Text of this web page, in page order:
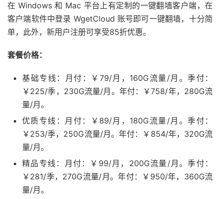
在 Windows 和 Mac 平台上有定制的一键翻墙客户端，在
客户端软件中登录 WgetCloud 账号即可一键翻墙，十分简
单，此外，新用户注册可享受85折优惠。
套餐价格：
基础专线：月付：￥79/月，160G流量/月。季付：
￥225/季，230G流量/月。年付：￥758/年，280G流
量/月。
优质专线：月付：￥89/月，180G流量/月。季付：
￥253/季，250G流量/月。年付：￥854/年，320G流
量/月。
精品专线：月付：￥99/月，200G流量/月。季付：
￥281/季，270G流量/月。年付：￥950/年，360G流
量/月。